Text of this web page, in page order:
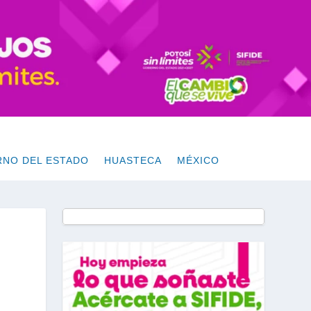
DEL ESTADO HUASTECA MÉXICO